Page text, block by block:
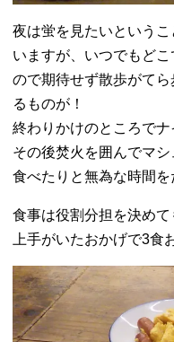
夜は蛍を見たいという
いますが、いつでもど
ので期待せず散歩がて
るものが！
終わりかけのところでナ
その後焚火を囲んでマ
食べたりと無為な時間を
食事は役割分担を決め
上手がいたおかげで3食